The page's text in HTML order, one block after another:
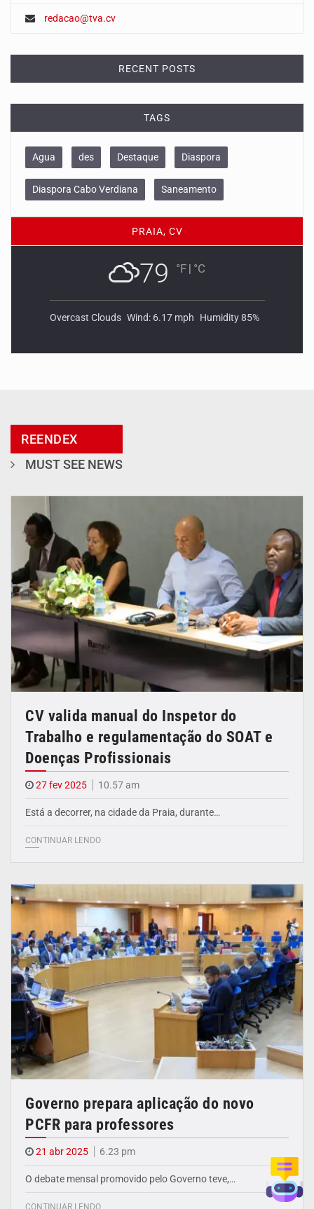
redacao@tva.cv
RECENT POSTS
TAGS
Agua des Destaque Diaspora
Diaspora Cabo Verdiana Saneamento
PRAIA, CV
79 °F | °C
Overcast Clouds Wind: 6.17 mph Humidity 85%
REENDEX
MUST SEE NEWS
CV valida manual do Inspetor do
Trabalho e regulamentação do SOAT e
Doenças Profissionais
27 fev 2025 10.57 am
Está a decorrer, na cidade da Praia, durante…
CONTINUAR LENDO
Governo prepara aplicação do novo
PCFR para professores
21 abr 2025 6.23 pm
O debate mensal promovido pelo Governo teve,…